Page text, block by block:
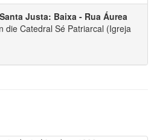
Justa: Baixa - Rua Áurea
die Catedral Sé Patriarcal (Igreja